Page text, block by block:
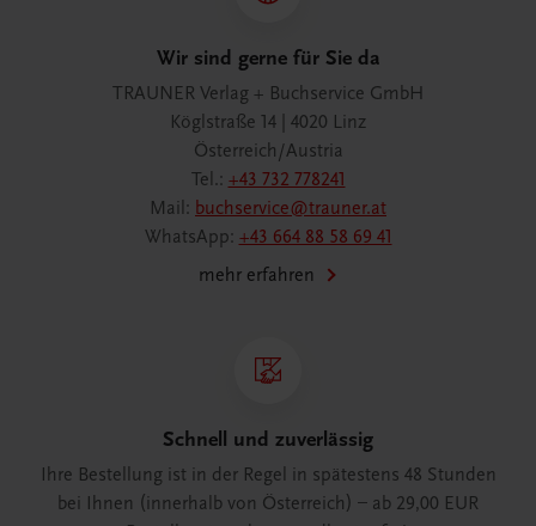
Wir sind gerne für Sie da
TRAUNER Verlag + Buchservice GmbH
Köglstraße 14 | 4020 Linz
Österreich/Austria
Tel.: +43 732 778241
Mail: buchservice@trauner.at
WhatsApp: +43 664 88 58 69 41
mehr erfahren
Schnell und zuverlässig
Ihre Bestellung ist in der Regel in spätestens 48 Stunden
bei Ihnen (innerhalb von Österreich) – ab 29,00 EUR